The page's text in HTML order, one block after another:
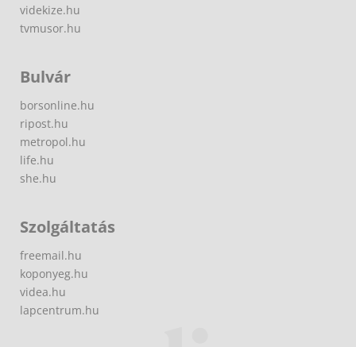
videkize.hu
tvmusor.hu
Bulvár
borsonline.hu
ripost.hu
metropol.hu
life.hu
she.hu
Szolgáltatás
freemail.hu
koponyeg.hu
videa.hu
lapcentrum.hu